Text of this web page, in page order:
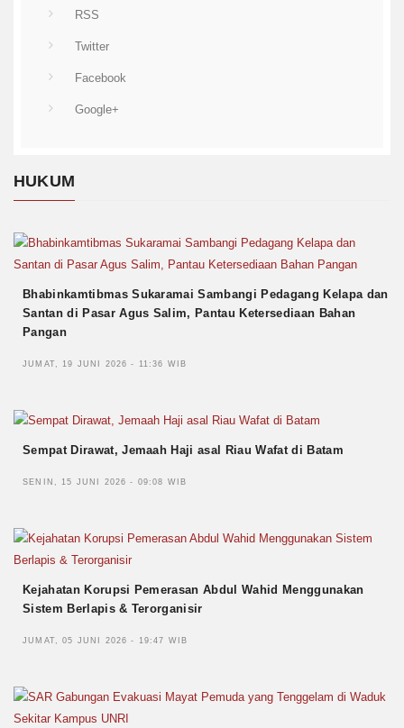
RSS
Twitter
Facebook
Google+
HUKUM
Bhabinkamtibmas Sukaramai Sambangi Pedagang Kelapa dan
Santan di Pasar Agus Salim, Pantau Ketersediaan Bahan
Pangan
JUMAT, 19 JUNI 2026 - 11:36 WIB
Sempat Dirawat, Jemaah Haji asal Riau Wafat di Batam
SENIN, 15 JUNI 2026 - 09:08 WIB
Kejahatan Korupsi Pemerasan Abdul Wahid Menggunakan
Sistem Berlapis & Terorganisir
JUMAT, 05 JUNI 2026 - 19:47 WIB